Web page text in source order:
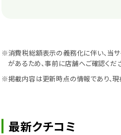
※消費税総額表示の義務化に伴い、当
があるため、事前に店舗へご確認くだ
※掲載内容は更新時点の情報であり、現
最新クチコミ